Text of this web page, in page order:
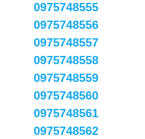
0975748555
0975748556
0975748557
0975748558
0975748559
0975748560
0975748561
0975748562